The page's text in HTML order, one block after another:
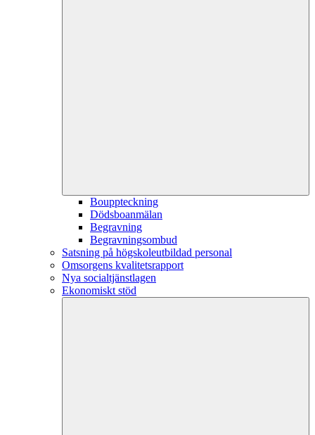
Bouppteckning
Dödsboanmälan
Begravning
Begravningsombud
Satsning på högskoleutbildad personal
Omsorgens kvalitetsrapport
Nya socialtjänstlagen
Ekonomiskt stöd